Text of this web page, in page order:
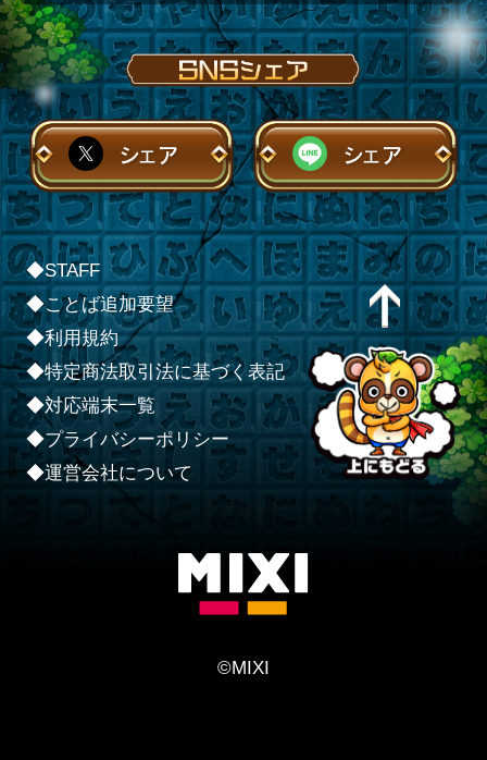
シェア シェア
◆STAFF
◆ことば追加要望
◆利用規約
◆特定商法取引法に基づく表記
◆対応端末一覧
◆プライバシーポリシー
◆運営会社について
©MIXI